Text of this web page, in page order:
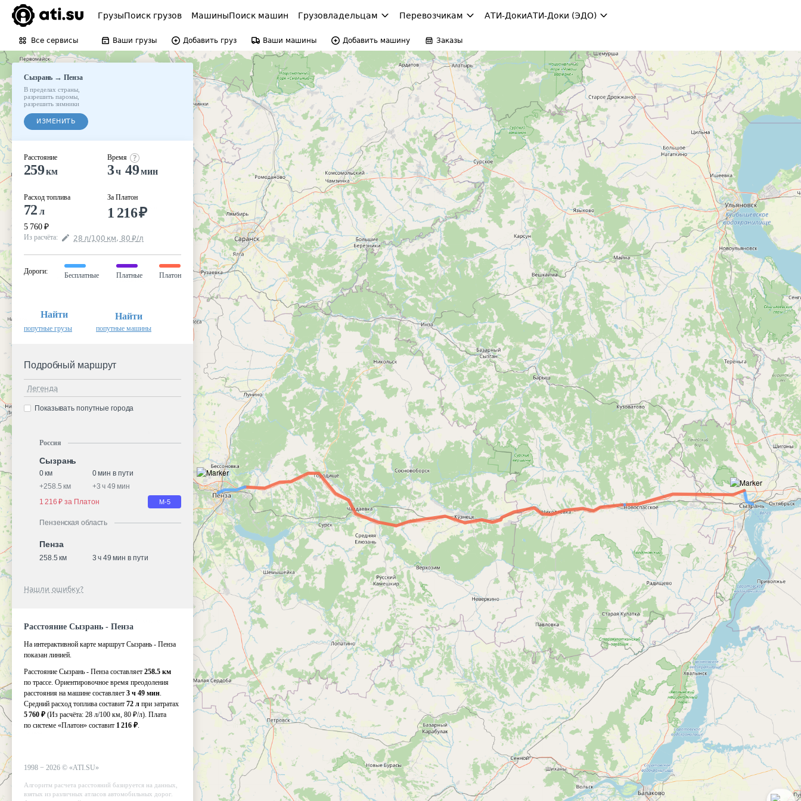
ГрузыПоиск грузов МашиныПоиск машин Грузовладельцам Перевозчикам АТИ-ДокиАТИ-Доки (ЭДО)
Все сервисы Ваши грузы Добавить груз Ваши машины Добавить машину Заказы
Сызрань →Пенза
В пределах страны
разрешить паромы
разрешить зимники
ИЗМЕНИТЬ
Расстояние
259км
Расход топлива
72 л
5 760 ₽
Время
3ч 49мин
За Платон
1 216₽
Из расчёта: 28 л/100 км, 80 ₽/л
Дороги:
Бесплатные Платные Платон
Найти
попутные грузы
Найти
попутные машины
Подробный маршрут
Легенда
Показывать попутные города
Россия
Сызрань
0 км
0 мин в пути
+258.5 км +3 ч 49 мин
1 216 ₽ за Платон
М-5
Пензенская область
Пенза
258.5 км 3 ч 49 мин в пути
Нашли ошибку?
Расстояние Сызрань - Пенза
На интерактивной карте маршрут Сызрань - Пенза
показан линией.
Расстояние Сызрань - Пенза составляет 258.5 км
по трассе. Ориентировочное время преодоления
расстояния на машине составляет 3 ч 49 мин.
Средний расход топлива составит 72 л при затратах
5 760 ₽ (Из расчёта: 28 л/100 км, 80 ₽/л). Плата
по системе «Платон» составит 1 216 ₽.
1998 − 2026 © «ATI.SU»
Алгоритм расчета расстояний базируется на данных,
взятых из различных атласов автомобильных дорог.